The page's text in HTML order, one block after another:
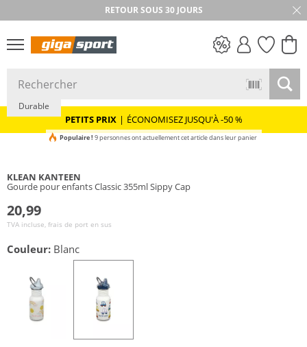
RETOUR SOUS 30 JOURS
PETITS PRIX
PETITS PRIX | ÉCONOMISEZ JUSQU'À -50 %
Durable
Populaire ! 9 personnes ont actuellement cet article dans leur panier
KLEAN KANTEEN
Gourde pour enfants Classic 355ml Sippy Cap
20,99
TVA incluse, frais de port en sus
Couleur: Blanc